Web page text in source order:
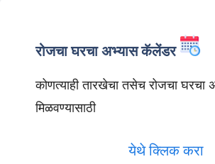
रोजचा घरचा अभ्यास कॅलेंडर
कोणत्याही तारखेचा तसेच रोजचा घरचा
मिळवण्यासाठी
येथे क्लिक करा